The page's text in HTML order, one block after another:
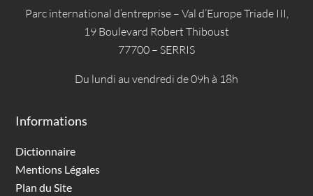
Parc international d’entreprise – Val d’Europe Triade III,
19 Boulevard Robert Thiboust
77700 – SERRIS
Du lundi au vendredi de 09h à 18h
Informations
Dictionnaire
Mentions Légales
Plan du Site